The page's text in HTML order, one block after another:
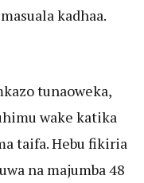
kadhaa.
tunaoweka,
wake katika
taifa. Hebu fikiria
na majumba 48